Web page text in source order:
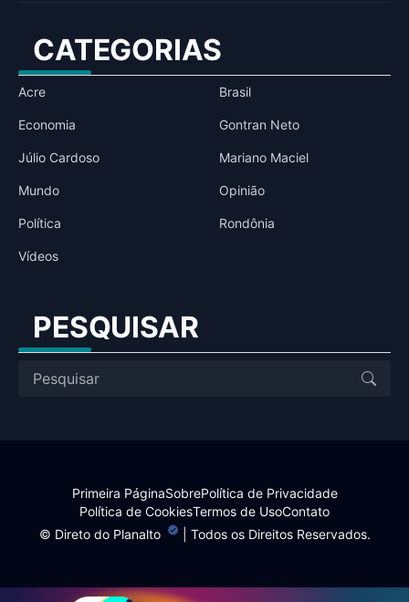
CATEGORIAS
Acre Brasil
Economia Gontran Neto
Júlio Cardoso Mariano Maciel
Mundo Opinião
Política Rondônia
Vídeos
PESQUISAR
© Direto do Planalto | Todos os Direitos Reservados.
Primeira PáginaSobrePolítica de Privacidade
Política de CookiesTermos de UsoContato